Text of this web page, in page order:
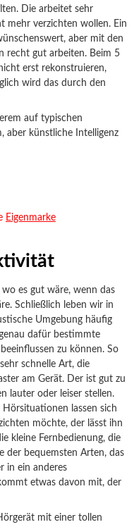
Die arbeitet sehr
mehr verzichten wollen. Ein
aber mit den
recht gut arbeiten. Beim 5
erst rekonstruieren,
wird das durch den
auf typischen
aber künstliche Intelligenz
Eigenmarke
es gut wäre, wenn das
Schließlich leben wir in
Umgebung häufig
dafür bestimmte
zu können. So
schnelle Art, die
am Gerät. Der ist gut zu
lauter oder leiser stellen.
lassen sich
möchte, der lässt ihn
kleine Fernbedienung, die
der bequemsten Arten, das
in ein anderes
etwas davon mit, der
mit einer tollen